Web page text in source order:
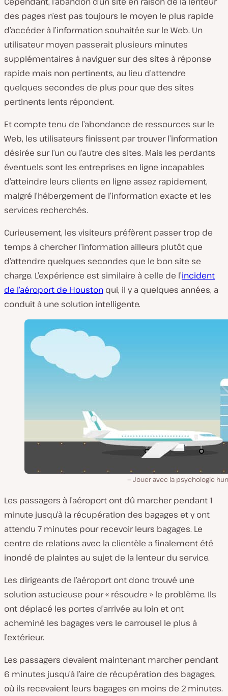
des pages n’est pas toujours le moyen le plus rapide
d’accéder à l’information souhaitée sur le Web. Un
utilisateur moyen passerait plusieurs minutes
supplémentaires à naviguer sur des sites à réponse
rapide mais non pertinents, au lieu d’attendre
quelques secondes de plus pour que des sites
pertinents lents répondent.
Et compte tenu de l’abondance de ressources sur le
Web, les utilisateurs finissent par trouver l’information
désirée sur l’un ou l’autre des sites. Mais les perdants
éventuels sont les entreprises en ligne incapables
d’atteindre leurs clients en ligne assez rapidement,
malgré l’hébergement de l’information exacte et les
services recherchés.
Curieusement, les visiteurs préfèrent passer trop de
temps à chercher l’information ailleurs plutôt que
d’attendre quelques secondes que le bon site se
charge. L’expérience est similaire à celle de l’incident
de l’aéroport de Houston qui, il y a quelques années, a
conduit à une solution intelligente.
Jouer avec la psychologie
Les passagers à l’aéroport ont dû marcher pendant 1
minute jusqu’à la récupération des bagages et y ont
attendu 7 minutes pour recevoir leurs bagages. Le
centre de relations avec la clientèle a finalement été
inondé de plaintes au sujet de la lenteur du service.
Les dirigeants de l’aéroport ont donc trouvé une
solution astucieuse pour « résoudre » le problème. Ils
ont déplacé les portes d’arrivée au loin et ont
acheminé les bagages vers le carrousel le plus à
l’extérieur.
Les passagers devaient maintenant marcher pendant
6 minutes jusqu’à l’aire de récupération des bagages,
où ils recevaient leurs bagages en moins de 2 minutes.